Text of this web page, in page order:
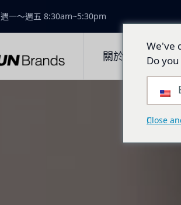
週一～週五 8:30am~5:30pm
關於瑞順 產
We've
Do
Close